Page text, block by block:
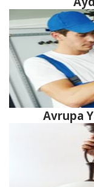
Avrupa